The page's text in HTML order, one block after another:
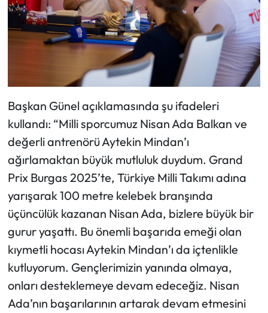
Başkan Günel açıklamasında şu ifadeleri
kullandı: “Milli sporcumuz Nisan Ada Balkan ve
değerli antrenörü Aytekin Mindan’ı
ağırlamaktan büyük mutluluk duydum. Grand
Prix Burgas 2025’te, Türkiye Milli Takımı adına
yarışarak 100 metre kelebek branşında
üçüncülük kazanan Nisan Ada, bizlere büyük bir
gurur yaşattı. Bu önemli başarıda emeği olan
kıymetli hocası Aytekin Mindan’ı da içtenlikle
kutluyorum. Gençlerimizin yanında olmaya,
onları desteklemeye devam edeceğiz. Nisan
Ada’nın başarılarının artarak devam etmesini